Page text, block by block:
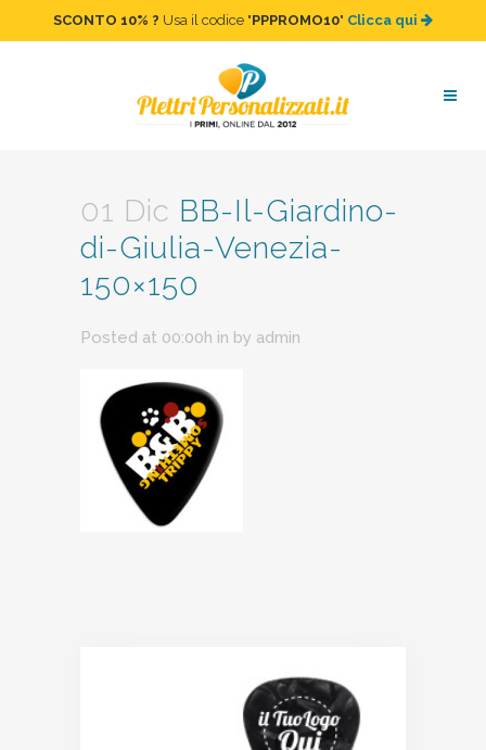
SCONTO 10% ? Usa il codice "PPPROMO10" Clicca qui
BB-Il-Giardino-di-Giulia-
Venezia-150×150
01 Dic BB-Il-Giardino-
di-Giulia-Venezia-
150×150
Posted at 00:00h in by admin